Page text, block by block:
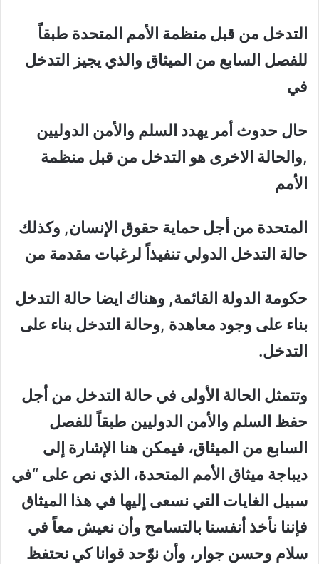
التدخل من قبل منظمة الأمم المتحدة طبقاً
للفصل السابع من الميثاق والذي يجيز التدخل
في
حال حدوث أمر يهدد السلم والأمن الدوليين
,والحالة الاخرى هو التدخل من قبل منظمة
الأمم
المتحدة من أجل حماية حقوق الإنسان, وكذلك
حالة التدخل الدولي تنفيذاً لرغبات مقدمة من
حكومة الدولة القائمة, وهناك ايضا حالة التدخل
بناء على وجود معاهدة ,وحالة التدخل بناء على
التدخل.
وتتمثل الحالة الأولى في حالة التدخل من أجل
حفظ السلم والأمن الدوليين طبقاً للفصل
السابع من الميثاق، فيمكن هنا الإشارة إلى
ديباجة ميثاق الأمم المتحدة، الذي نص على “في
سبيل الغايات التي نسعى إليها في هذا الميثاق
فإننا نأخذ أنفسنا بالتسامح وأن نعيش معاً في
سلام وحسن جوار، وأن نوّحد قوانا كي نحتفظ